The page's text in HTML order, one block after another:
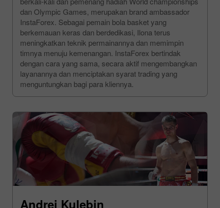
dan Olympic Games, merupakan brand ambassador
InstaForex. Sebagai pemain bola basket yang
berkemauan keras dan berdedikasi, Ilona terus
meningkatkan teknik permainannya dan memimpin
timnya menuju kemenangan. InstaForex bertindak
dengan cara yang sama, secara aktif mengembangkan
layanannya dan menciptakan syarat trading yang
menguntungkan bagi para kliennya.
Andrei Kulebin